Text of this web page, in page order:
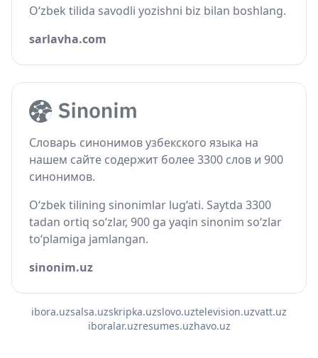
O‘zbek tilida savodli yozishni biz bilan boshlang.
sarlavha.com
Словарь синонимов узбекского языка на
нашем сайте содержит более 3300 слов и 900
синонимов.
O‘zbek tilining sinonimlar lug‘ati. Saytda 3300
tadan ortiq so‘zlar, 900 ga yaqin sinonim so‘zlar
to‘plamiga jamlangan.
sinonim.uz
ibora.uzsalsa.uzskripka.uzslovo.uztelevision.uzvatt.uz
iboralar.uzresumes.uzhavo.uz